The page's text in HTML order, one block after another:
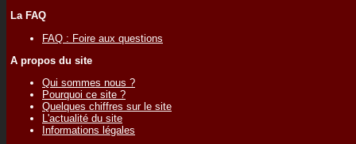
La FAQ
FAQ : Foire aux questions
A propos du site
Qui sommes nous ?
Pourquoi ce site ?
Quelques chiffres sur le site
L'actualité du site
Informations légales